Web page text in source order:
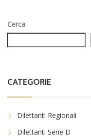
Cerca
CATEGORIE
Dilettanti Regionali
Dilettanti Serie D